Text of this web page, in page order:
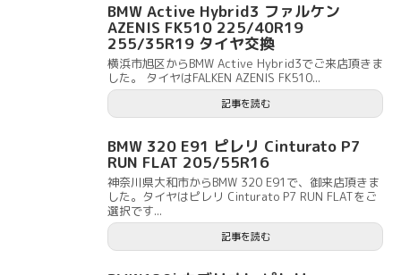
BMW Active Hybrid3 ファルケン
AZENIS FK510 225/40R19
255/35R19 タイヤ交換
横浜市旭区からBMW Active Hybrid3でご来店頂きま
した。 タイヤはFALKEN AZENIS FK510...
記事を読む
BMW 320 E91 ピレリ Cinturato P7
RUN FLAT 205/55R16
神奈川県大和市からBMW 320 E91で、御来店頂きま
した。タイヤはピレリ Cinturato P7 RUN FLATをご
選択です...
記事を読む